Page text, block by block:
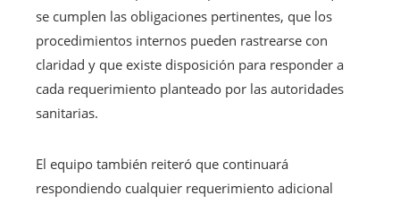
se cumplen las obligaciones pertinentes, que los
procedimientos internos pueden rastrearse con
claridad y que existe disposición para responder a
cada requerimiento planteado por las autoridades
sanitarias.
El equipo también reiteró que continuará
respondiendo cualquier requerimiento adicional